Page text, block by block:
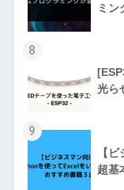
ミン
8
光ら
9
【
超基